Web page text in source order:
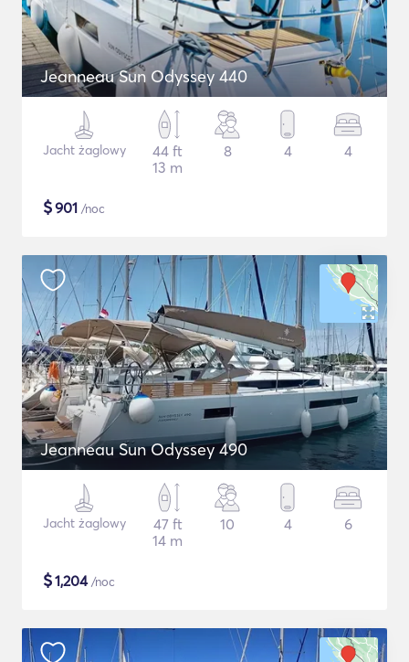
Jeanneau Sun Odyssey 440
Jacht żaglowy
44 ft
13 m
8 4 4
$901 /noc
Jeanneau Sun Odyssey 490
Jacht żaglowy
47 ft
14 m
10 4 6
$1,204/noc